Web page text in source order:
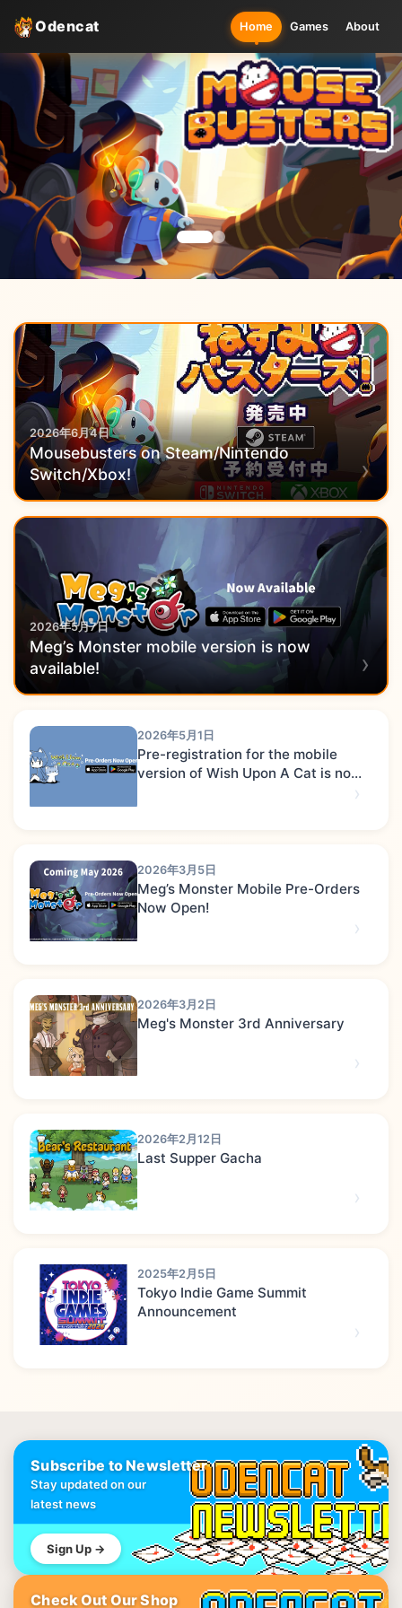
Odencat Home Games About
2026年6月4日
Mousebusters on Steam/Nintendo
Switch/Xbox!
2026年5月7日
Meg’s Monster mobile version is now
available!
2026年5月1日
Pre-registration for the mobile
version of Wish Upon A Cat is now
2026年3月5日
Meg’s Monster Mobile Pre-Orders
Now Open!
2026年3月2日
Meg's Monster 3rd Anniversary
2026年2月12日
Last Supper Gacha
2025年2月5日
Tokyo Indie Game Summit
Announcement
Subscribe to Newsletter
Stay updated on our
latest news
Sign Up →
Check Out Our Shop